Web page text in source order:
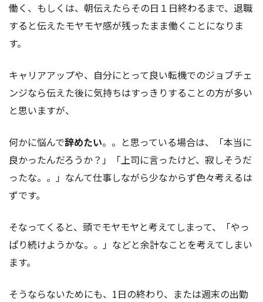
働く、もしくは、朝伝えたらその日１日終わるまで、退職
すると伝えたモヤモヤ感が残ったまま働くことになりま
す。
キャリアアップや、自分にとって良い転機でのジョブチェ
ンジなら伝えた後に気持ちはすっきりすることの方が多い
と思いますが、
何かに悩んで辞めたい。。と思っている場合は、「本当に
良かったんだろうか？」「上司に言ったけど、寂しそうだ
ったな。。」なんて仕事しながら少なからず色々考えるは
ずです。
そなってくると、頭でモヤモヤと考えてしまって、「やっ
ぱり続けようかな。。」などと余計なことを考えてしまい
ます。
そうならないためにも、1日の終わり、または週末の出勤